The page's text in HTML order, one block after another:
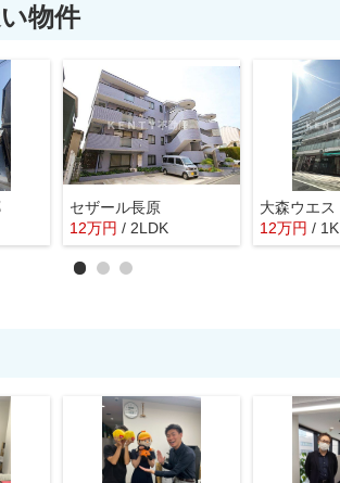
物件
セザール長原
12万円 / 2LDK
大森ウエス
12万円 / 1K